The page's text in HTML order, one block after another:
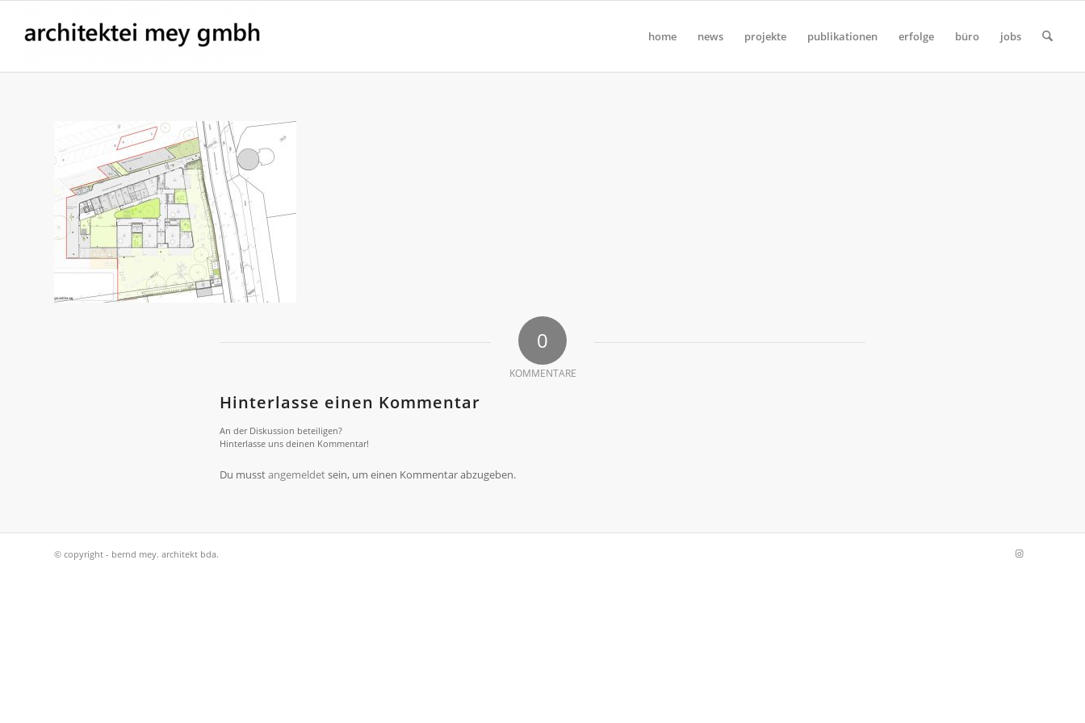
home news projekte publikationen erfolge büro jobs
0
KOMMENTARE
Hinterlasse einen Kommentar
An der Diskussion beteiligen?
Hinterlasse uns deinen Kommentar!
Du musstangemeldetsein, um einen Kommentar abzugeben.
© copyright - bernd mey. architekt bda.